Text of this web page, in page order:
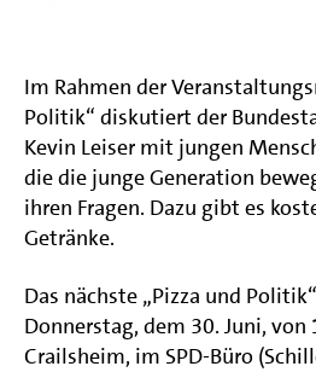
Im Rahmen der
Politik“ diskutiert der
Kevin Leiser mit jungen
die die junge Generation
ihren Fragen. Dazu gibt es
Getränke.
Das nächste „Pizza und
Donnerstag, dem 30. Juni, von
Crailsheim, im SPD-Büro